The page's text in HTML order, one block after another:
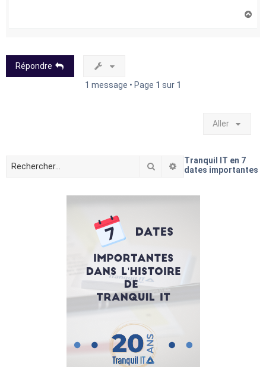
Répondre
1 message • Page 1 sur 1
Aller
RechercherRecherche avancée
Tranquil IT en 7
dates importantes